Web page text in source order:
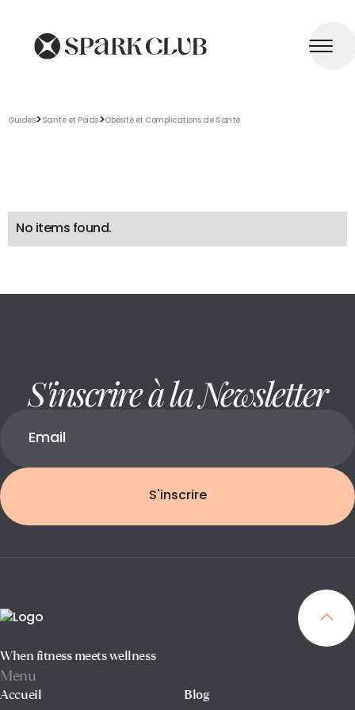
Guides>Santé et Poids>Obésité et Complications de Santé
No items found.
S'inscrire à la Newsletter
S'inscrire
When fitness meets wellness
Menu
Accueil Blog